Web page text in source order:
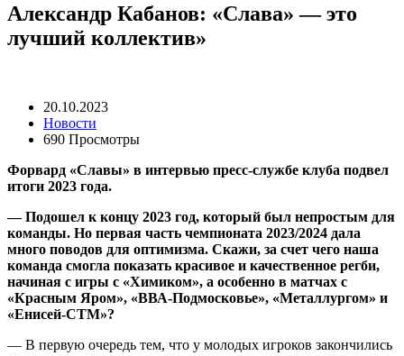
Александр Кабанов: «Слава» — это
лучший коллектив»
20.10.2023
Новости
690 Просмотры
Форвард «Славы» в интервью пресс-службе клуба подвел
итоги 2023 года.
— Подошел к концу 2023 год, который был непростым для
команды. Но первая часть чемпионата 2023/2024 дала
много поводов для оптимизма. Скажи, за счет чего наша
команда смогла показать красивое и качественное регби,
начиная с игры с «Химиком», а особенно в матчах с
«Красным Яром», «ВВА-Подмосковье», «Металлургом» и
«Енисей-СТМ»?
— В первую очередь тем, что у молодых игроков закончились